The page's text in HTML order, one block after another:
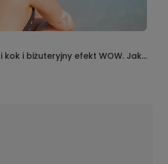
kok i biżuteryjny efekt WOW. Jak
najmodniejszych letnich upięć?